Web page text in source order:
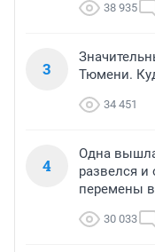
38 935
3
Тюмени.
34 451
4
Одна
развелся
перемены
30 033